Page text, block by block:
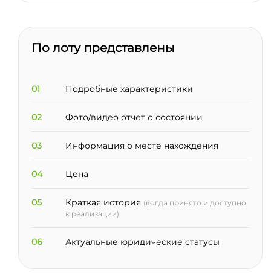
По лоту представлены
01 Подробные характеристики
02 Фото/видео отчет о состоянии
03 Информация о месте нахождения
04 Цена
05 Краткая история (когда принято и доступно
к реализации)
06 Актуальные юридические статусы